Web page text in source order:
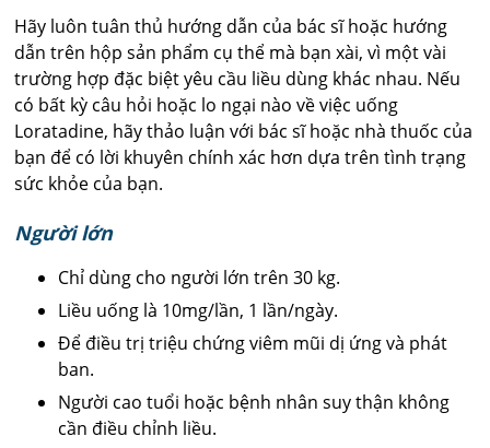
Hãy luôn tuân thủ hướng dẫn của bác sĩ hoặc hướng
dẫn trên hộp sản phẩm cụ thể mà bạn xài, vì một vài
trường hợp đặc biệt yêu cầu liều dùng khác nhau. Nếu
có bất kỳ câu hỏi hoặc lo ngại nào về việc uống
Loratadine, hãy thảo luận với bác sĩ hoặc nhà thuốc của
bạn để có lời khuyên chính xác hơn dựa trên tình trạng
sức khỏe của bạn.
Người lớn
Chỉ dùng cho người lớn trên 30 kg.
Liều uống là 10mg/lần, 1 lần/ngày.
Để điều trị triệu chứng viêm mũi dị ứng và phát
ban.
Người cao tuổi hoặc bệnh nhân suy thận không
cần điều chỉnh liều.